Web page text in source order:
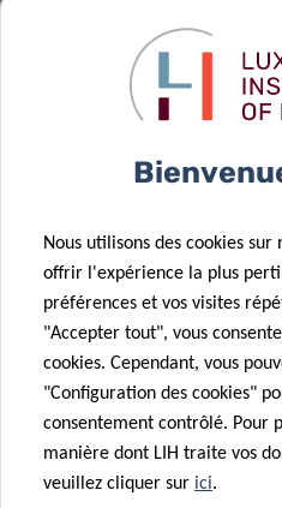
29 Mar 2023
Téléchargez la
Newsletter !
01 Mar 2023
Témoignages
– Entretien
avec Guy
Brandenbourger
25 Jan 2023
Nous utilisons des cookies
offrir l'expérience la plus
préférences et vos visites
"Accepter tout", vous
cookies. Cependant, vous
"Configuration des cookies"
consentement contrôlé. Pour
manière dont LIH traite vos
veuillez cliquer sur ici.